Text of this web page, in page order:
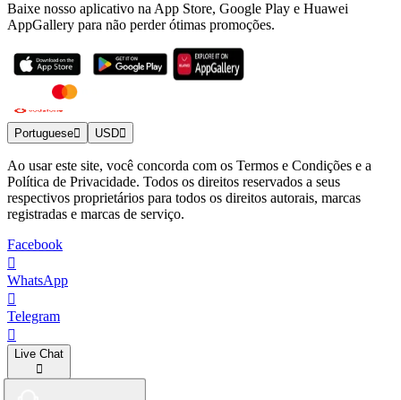
Baixe nosso aplicativo na App Store, Google Play e Huawei
AppGallery para não perder ótimas promoções.
Portuguese USD
Ao usar este site, você concorda com os Termos e Condições e a
Política de Privacidade. Todos os direitos reservados a seus
respectivos proprietários para todos os direitos autorais, marcas
registradas e marcas de serviço.
Facebook
WhatsApp
Telegram
Live Chat